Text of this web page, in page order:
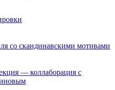
со скандинавскими мотивами
— коллаборация с